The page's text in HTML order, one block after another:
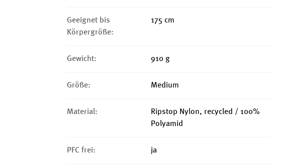
Geeignet bis
Körpergröße:
175 cm
Gewicht: 910 g
Größe: Medium
Material:
Ripstop Nylon, recycled / 100%
Polyamid
PFC frei: ja